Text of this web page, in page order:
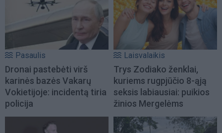
Pasaulis
Dronai pastebėti virš
karinės bazės Vakarų
Vokietijoje: incidentą tiria
policija
Laisvalaikis
Trys Zodiako ženklai,
kuriems rugpjūčio 8-ąją
seksis labiausiai: puikios
žinios Mergelėms